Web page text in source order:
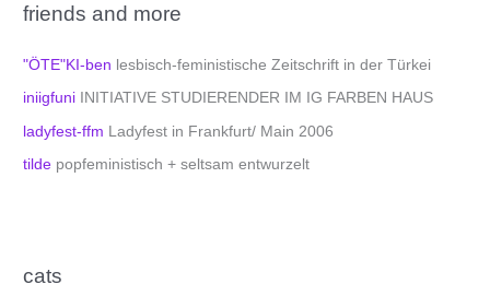
friends and more
"ÖTE"KI-ben lesbisch-feministische Zeitschrift in der Türkei
iniigfuni INITIATIVE STUDIERENDER IM IG FARBEN HAUS
ladyfest-ffm Ladyfest in Frankfurt/ Main 2006
tilde popfeministisch + seltsam entwurzelt
cats